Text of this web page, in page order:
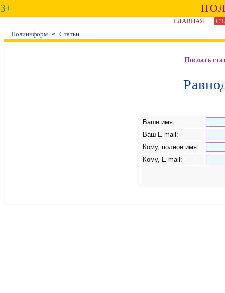
3+
ГЛАВНАЯ
Полиинформ ≈ Статьи
Послать
Ваше имя:
Ваш E-mail:
Кому, полное имя:
Кому, E-mail: